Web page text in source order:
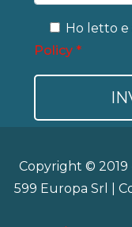
Ho letto e
Policy *
Copyright © 2019
599 Europa Srl |